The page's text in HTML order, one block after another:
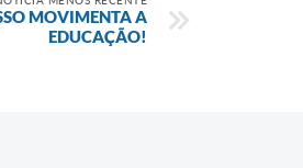
MOVIMENTA A
EDUCAÇÃO!